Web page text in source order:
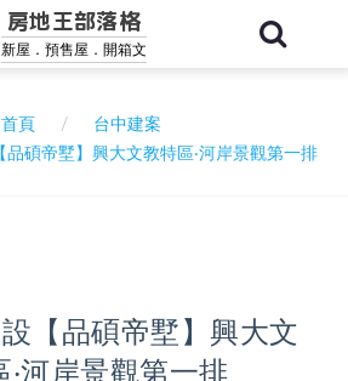
房地王部落格
新屋．預售屋．開箱文
首頁
台中建案
品碩帝墅】興大文教特區‧河岸景觀第一排
【品碩帝墅】興大文
‧河岸景觀第一排